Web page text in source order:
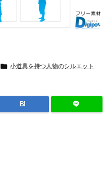
 小道具を持つ人物のシルエット
B!